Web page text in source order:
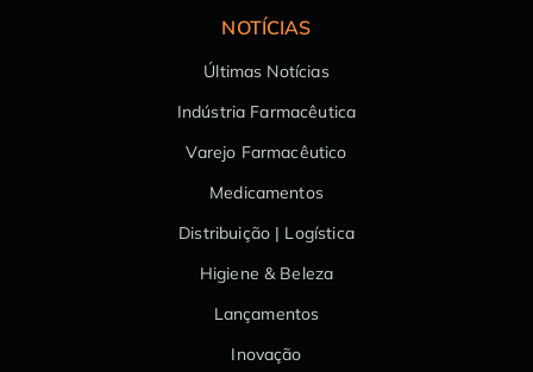
NOTÍCIAS
Últimas Notícias
Indústria Farmacêutica
Varejo Farmacêutico
Medicamentos
Distribuição | Logística
Higiene & Beleza
Lançamentos
Inovação